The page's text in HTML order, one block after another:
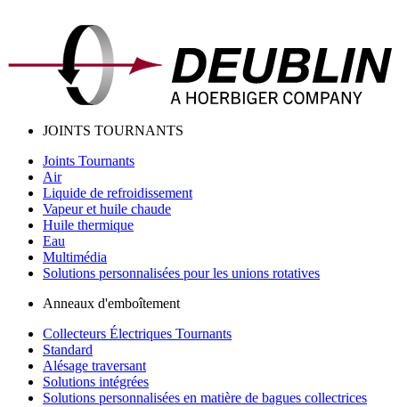
JOINTS TOURNANTS
Joints Tournants
Air
Liquide de refroidissement
Vapeur et huile chaude
Huile thermique
Eau
Multimédia
Solutions personnalisées pour les unions rotatives
Anneaux d'emboîtement
Collecteurs Électriques Tournants
Standard
Alésage traversant
Solutions intégrées
Solutions personnalisées en matière de bagues collectrices